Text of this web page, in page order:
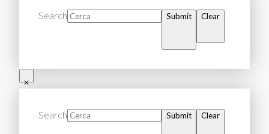
Search Submit Clear
Search Submit Clear